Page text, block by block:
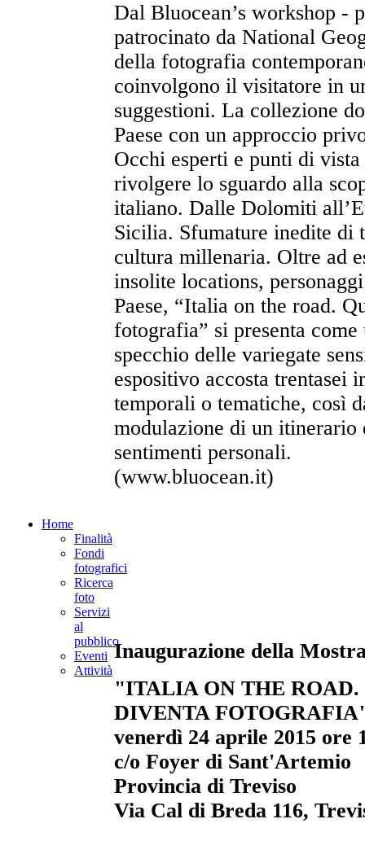
Home
Finalità
Fondi
fotografici
Ricerca
foto
Servizi
al
pubblico
Eventi
Attività
Dal Bluocean’s workshop -
patrocinato da National
della fotografia
coinvolgono il visitatore in
suggestioni. La collezione
Paese con un approccio
Occhi esperti e punti di
rivolgere lo sguardo alla
italiano. Dalle Dolomiti
Sicilia. Sfumature inedite
cultura millenaria. Oltre ad
insolite locations,
Paese, “Italia on the road.
fotografia” si presenta
specchio delle variegate
espositivo accosta trentasei
temporali o tematiche, così
modulazione di un itinerario
sentimenti personali.
(www.bluocean.it)
Inaugurazione della
"ITALIA ON THE
DIVENTA
venerdì 24 aprile 2015 ore
c/o Foyer di Sant'Artemio
Provincia di Treviso
Via Cal di Breda 116,